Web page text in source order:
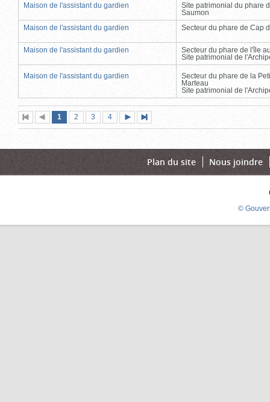
Maison de l'assistant du gardien
Site patrimonial du phare
Saumon
Maison de l'assistant du gardien
Secteur du phare de Cap
Maison de l'assistant du gardien
Secteur du phare de l'île
Site patrimonial de
Maison de l'assistant du gardien
Secteur du phare de la
Marteau
Site patrimonial de
Première
page
Page
précédente
Page
1 (page
actuelle)
Page
2 Page
3 Page
4
suivante
page
Plan du site Nous joindre
©